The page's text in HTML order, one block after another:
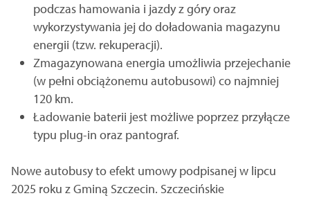
podczas hamowania i jazdy z góry oraz
wykorzystywania jej do doładowania magazynu
energii (tzw. rekuperacji).
Zmagazynowana energia umożliwia przejechanie
(w pełni obciążonemu autobusowi) co najmniej
120 km.
Ładowanie baterii jest możliwe poprzez przyłącze
typu plug-in oraz pantograf.
Nowe autobusy to efekt umowy podpisanej w lipcu
2025 roku z Gminą Szczecin. Szczecińskie